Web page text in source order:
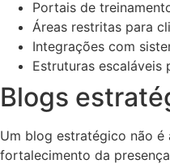
Portais de
Áreas restritas para
Integrações com
Estruturas escaláveis
Blogs
Um blog estratégico não
fortalecimento da